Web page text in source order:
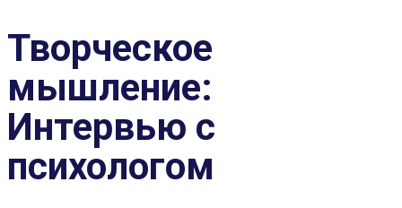
Творческое
мышление:
Интервью с
психологом